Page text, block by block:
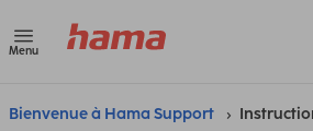
Menu
Bienvenue à Hama Support